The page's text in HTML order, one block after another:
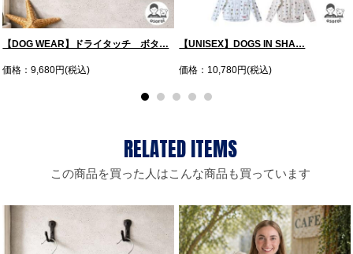
【DOG WEAR】ドライタッチ ボタ…
価格：9,680円(税込)
【UNISEX】DOGS IN SHA…
価格：10,780円(税込)
この商品を買った人はこんな商品も買っています